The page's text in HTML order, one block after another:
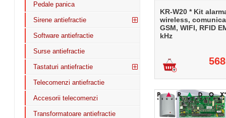
KR-W20 * Kit
wireless,
GSM, WIFI, RFID
kHz
568
Pedale panica
Sirene antiefractie
Software antiefractie
Surse antiefractie
Tastaturi antiefractie
Telecomenzi antiefractie
Accesorii telecomenzi
Transformatoare antiefractie